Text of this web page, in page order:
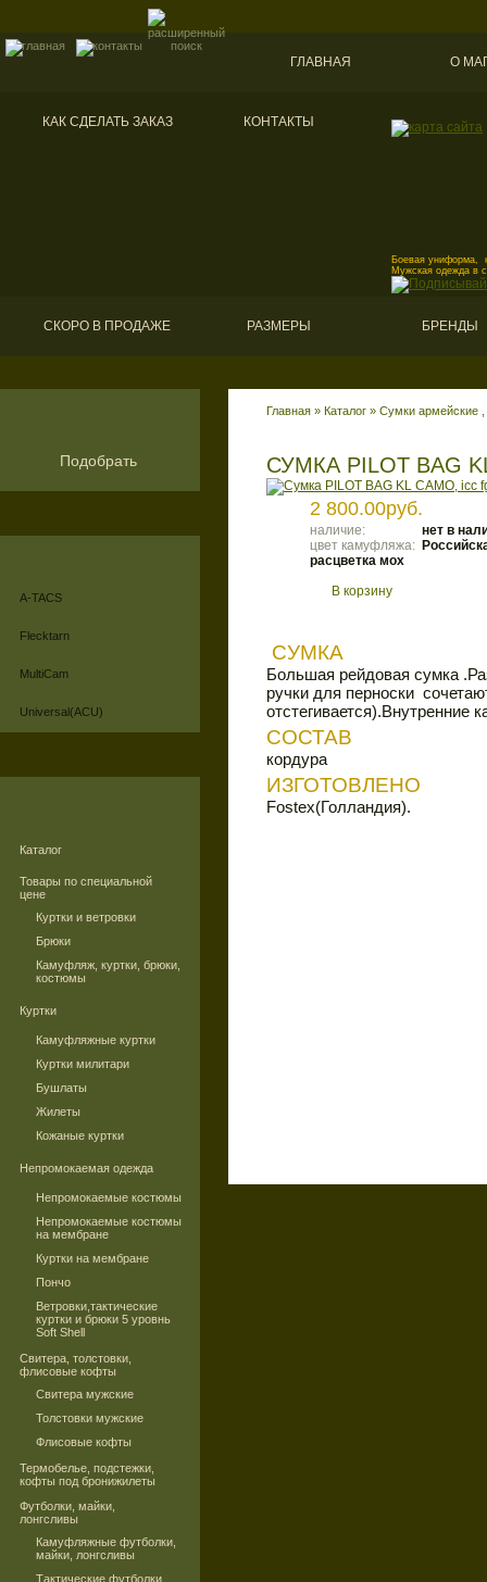
ГЛАВНАЯ О
КАК СДЕЛАТЬ ЗАКАЗ КОНТАКТЫ
Боевая униформа,
Мужская одежда в
СКОРО В ПРОДАЖЕ РАЗМЕРЫ БРЕНДЫ
Подобрать
A-TACS
Flecktarn
MultiCam
Universal(ACU)
Каталог
Товары по специальной
цене
Куртки и ветровки
Брюки
Камуфляж, куртки, брюки,
костюмы
Куртки
Камуфляжные куртки
Куртки милитари
Бушлаты
Жилеты
Кожаные куртки
Непромокаемая одежда
Непромокаемые костюмы
Непромокаемые костюмы
на мембране
Куртки на мембране
Пончо
Ветровки,тактические
куртки и брюки 5 уровнь
Soft Shell
Свитера, толстовки,
флисовые кофты
Свитера мужские
Толстовки мужские
Флисовые кофты
Термобелье, подстежки,
кофты под бронижилеты
Футболки, майки,
лонгсливы
Камуфляжные футболки,
майки, лонгсливы
Тактические футболки
Главная » Каталог » Сумки армейские ,
СУМКА PILOT BAG
2 800.00руб.
наличие:
нет в
цвет камуфляжа:
расцветка мох
В корзину
CУМКА
Большая рейдовая сумка
ручки для перноски
отстегивается).Внутренние
СОСТАВ
кордура
ИЗГОТОВЛЕНО
Fostex(Голландия).